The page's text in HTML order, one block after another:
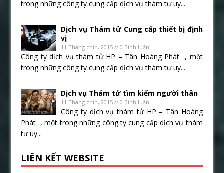
trong những công ty cung cấp dịch vụ thám tư uy...
Dịch vụ Thám tử Cung cấp thiết bị định
vị
11 Tháng chín, 2015 // 0 Bình luận
Công ty dịch vụ thám tử HP – Tân Hoàng Phát , một
trong những công ty cung cấp dịch vụ thám tư uy...
Dịch vụ Thám tử tìm kiếm người thân
11 Tháng chín, 2015 // 0 Bình luận
Công ty dịch vụ thám tử HP – Tân Hoàng
Phát , một trong những công ty cung cấp dịch vụ thám
tư uy...
LIÊN KẾT WEBSITE